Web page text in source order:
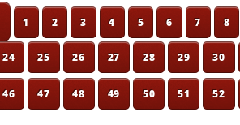
1 2 3 4 5 6 7 8
24 25 26 27 28 29 30
46 47 48 49 50 51 52